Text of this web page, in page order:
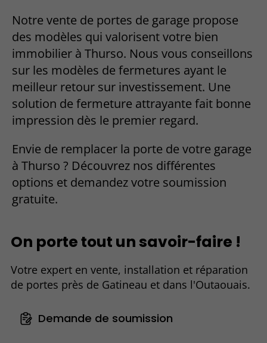
Notre vente de portes de garage propose
des modèles qui valorisent votre bien
immobilier à Thurso. Nous vous conseillons
sur les modèles de fermetures ayant le
meilleur retour sur investissement. Une
solution de fermeture attrayante fait bonne
impression dès le premier regard.
Envie de remplacer la porte de votre garage
à Thurso ? Découvrez nos différentes
options et demandez votre soumission
gratuite.
On porte tout un savoir-faire !
Votre expert en vente, installation et réparation
de portes près de Gatineau et dans l'Outaouais.
Demande de soumission